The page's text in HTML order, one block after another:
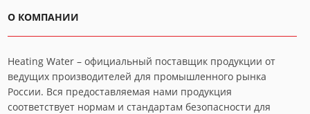
О КОМПАНИИ
Heating Water – официальный поставщик продукции от
ведущих производителей для промышленного рынка
России. Вся предоставляемая нами продукция
соответствует нормам и стандартам безопасности для